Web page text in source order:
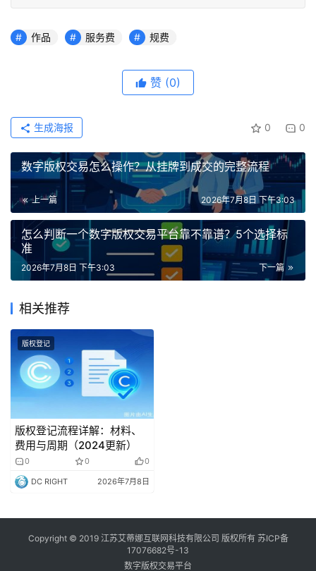
作品 服务费 规费
赞 (0)
0 0
生成海报
数字版权交易怎么操作？从挂牌到成交的完整流程
上一篇 2026年7月8日 下午3:03
怎么判断一个数字版权交易平台靠不靠谱？5个选择标
准
下一篇
2026年7月8日 下午3:03
相关推荐
版权登记
版权登记流程详解：材料、
费用与周期（2024更新）
0 0 0
DC RIGHT 2026年7月8日
Copyright © 2019 江苏艾蒂娜互联网科技有限公司 版权所有 苏ICP备
17076682号-13
数字版权交易平台